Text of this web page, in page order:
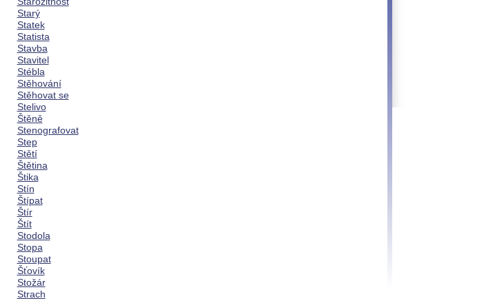
Starý
Statek
Statista
Stavba
Stavitel
Stébla
Stěhování
Stěhovat se
Stelivo
Štěně
Stenografovat
Step
Stětí
Štětina
Štika
Stín
Štípat
Štír
Štít
Stodola
Stopa
Stoupat
Šťovík
Stožár
Strach